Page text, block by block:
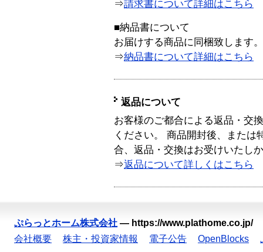
⇒請求書について詳細はこちら
■納品書について
お届けする商品に同梱致します。
⇒納品書について詳細はこちら
返品について
お客様のご都合による返品・交
ください。 商品開封後、または
合、返品・交換はお受けいたし
⇒返品について詳しくはこちら
ぷらっとホーム株式会社 — https://www.plathome.co.jp/
会社概要
株主・投資家情報 電子公告 OpenBlocks